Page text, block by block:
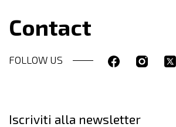
Contact
FOLLOW US
Iscriviti alla newsletter